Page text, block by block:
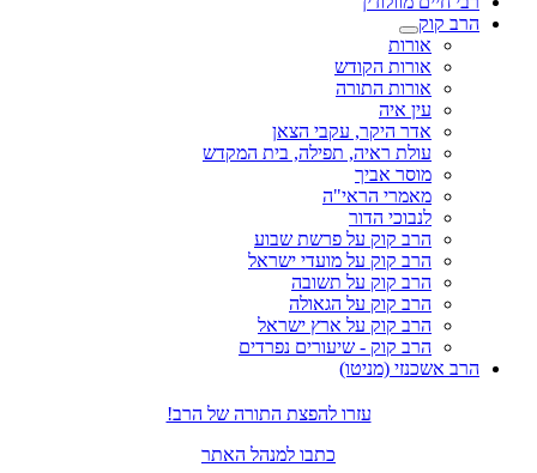
הרב קוק
אורות
אורות הקודש
אורות התורה
עין איה
אדר היקר, עקבי הצאן
עולת ראיה, תפילה, בית המקדש
מוסר אביך
מאמרי הראי"ה
לנבוכי הדור
הרב קוק על פרשת שבוע
הרב קוק על מועדי ישראל
הרב קוק על תשובה
הרב קוק על הגאולה
הרב קוק על ארץ ישראל
הרב קוק - שיעורים נפרדים
הרב אשכנזי (מניטו)
עזרו להפצת התורה של הרב!
כתבו למנהל האתר